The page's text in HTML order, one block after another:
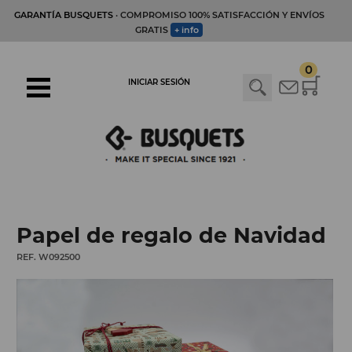
GARANTÍA BUSQUETS· COMPROMISO 100% SATISFACCIÓN Y ENVÍOS
GRATIS + info
0
INICIAR SESIÓN
Papel de regalo de Navidad
REF. W092500